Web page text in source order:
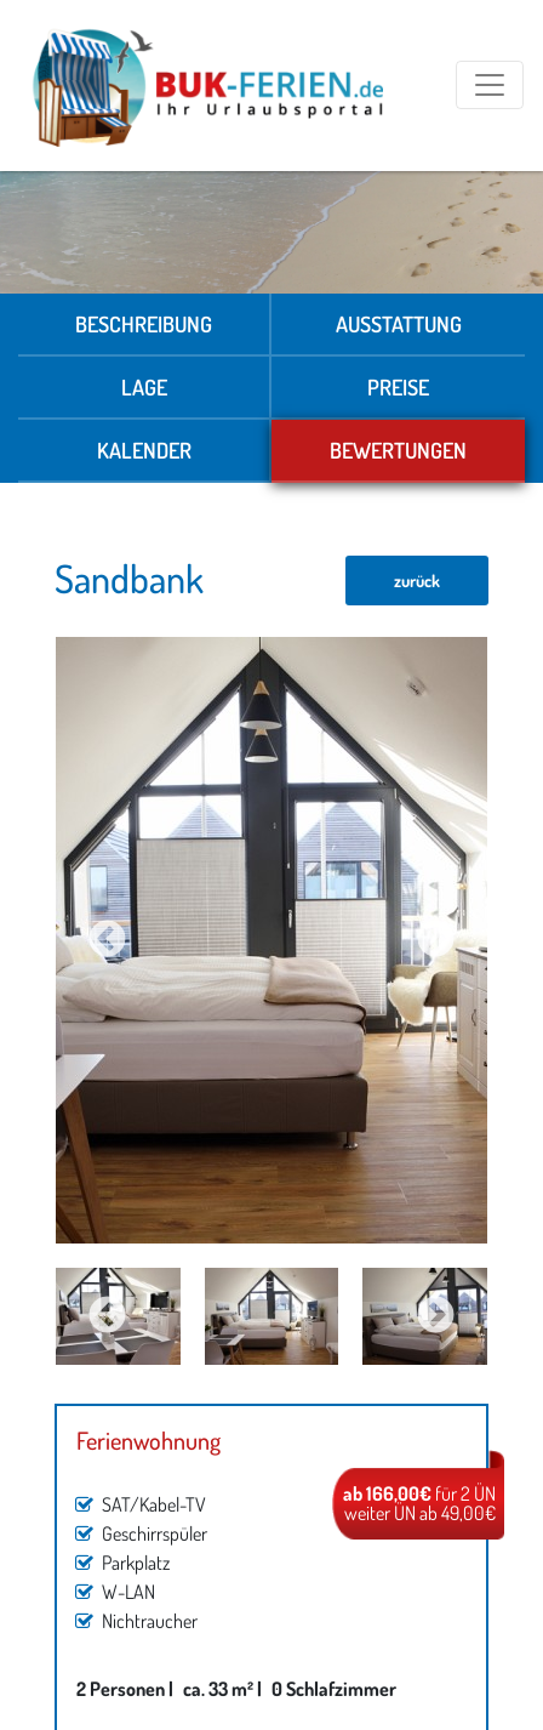
BESCHREIBUNG AUSSTATTUNG
LAGE PREISE
KALENDER BEWERTUNGEN
Sandbank zurück
Ferienwohnung
SAT/Kabel-TV
Geschirrspüler
Parkplatz
W-LAN
Nichtraucher
ab 166,00€ für 2 ÜN
weiter ÜN ab 49,00€
2 Personen | ca. 33 m² | 0 Schlafzimmer